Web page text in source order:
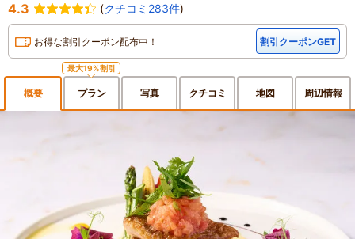
4.3 (クチコミ283件)
お得な割引クーポン配布中！ 割引クーポンGET
概要
最大19%割引
プラン 写真 クチコミ 地図 周辺情報